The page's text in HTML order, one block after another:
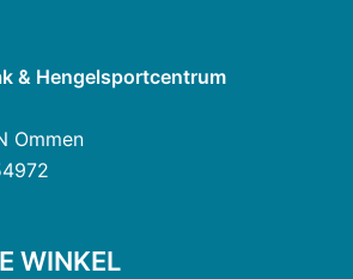
& Hengelsportcentrum
Ommen
WINKEL